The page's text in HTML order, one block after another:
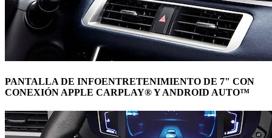
PANTALLA DE INFOENTRETENIMIENTO DE 7" CON
CONEXIÓN APPLE CARPLAY® Y ANDROID AUTO™